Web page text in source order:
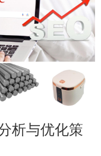
析与优化策